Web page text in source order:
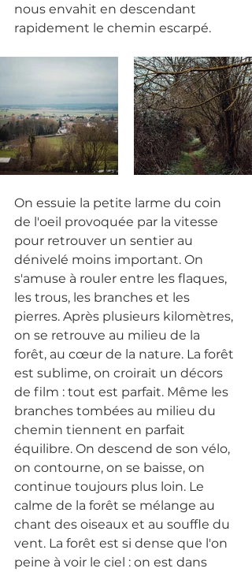
nous envahit en descendant
rapidement le chemin escarpé.
On essuie la petite larme du coin
de l'oeil provoquée par la vitesse
pour retrouver un sentier au
dénivelé moins important. On
s'amuse à rouler entre les flaques,
les trous, les branches et les
pierres. Après plusieurs kilomètres,
on se retrouve au milieu de la
forêt, au cœur de la nature. La forêt
est sublime, on croirait un décors
de film : tout est parfait. Même les
branches tombées au milieu du
chemin tiennent en parfait
équilibre. On descend de son vélo,
on contourne, on se baisse, on
continue toujours plus loin. Le
calme de la forêt se mélange au
chant des oiseaux et au souffle du
vent. La forêt est si dense que l'on
peine à voir le ciel : on est dans